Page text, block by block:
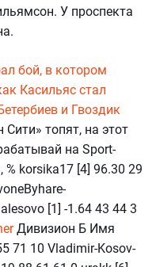
У проспекта
бой, в котором
Касильяс стал
и Гвоздик
Сити» топят, на этот
на Sport-
korsika17 [4] 96.30 29
[1] -1.64 43 44 3
Дивизион Б Имя
71 10 Vladimir-Kosov-